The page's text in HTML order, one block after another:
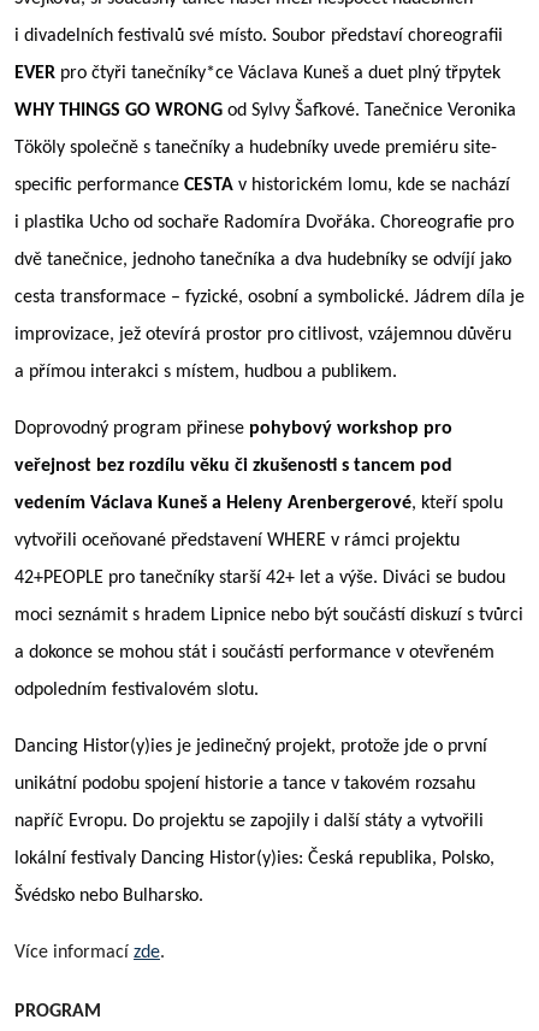
i divadelních festivalů své místo. Soubor představí choreografii
EVER pro čtyři tanečníky*ce Václava Kuneš a duet plný třpytek
WHY THINGS GO WRONG od Sylvy Šafkové. Tanečnice Veronika
Tököly společně s tanečníky a hudebníky uvede premiéru site-
specific performance CESTA v historickém lomu, kde se nachází
i plastika Ucho od sochaře Radomíra Dvořáka. Choreografie pro
dvě tanečnice, jednoho tanečníka a dva hudebníky se odvíjí jako
cesta transformace – fyzické, osobní a symbolické. Jádrem díla je
improvizace, jež otevírá prostor pro citlivost, vzájemnou důvěru
a přímou interakci s místem, hudbou a publikem.
Doprovodný program přinese pohybový workshop pro
veřejnost bez rozdílu věku či zkušenosti s tancem pod
vedením Václava Kuneš a Heleny Arenbergerové, kteří spolu
vytvořili oceňované představení WHERE v rámci projektu
42+PEOPLE pro tanečníky starší 42+ let a výše. Diváci se budou
moci seznámit s hradem Lipnice nebo být součástí diskuzí s tvůrci
a dokonce se mohou stát i součástí performance v otevřeném
odpoledním festivalovém slotu.
Dancing Histor(y)ies je jedinečný projekt, protože jde o první
unikátní podobu spojení historie a tance v takovém rozsahu
napříč Evropu. Do projektu se zapojily i další státy a vytvořili
lokální festivaly Dancing Histor(y)ies: Česká republika, Polsko,
Švédsko nebo Bulharsko.
Více informací zde.
PROGRAM